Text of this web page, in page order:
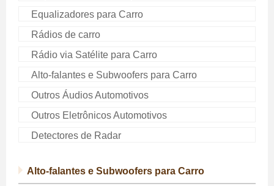
Equalizadores para Carro
Rádios de carro
Rádio via Satélite para Carro
Alto-falantes e Subwoofers para Carro
Outros Áudios Automotivos
Outros Eletrônicos Automotivos
Detectores de Radar
Alto-falantes e Subwoofers para Carro